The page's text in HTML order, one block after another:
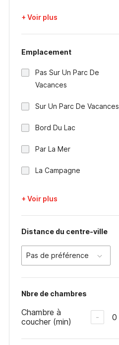
+ Voir plus
Emplacement
Pas Sur Un Parc De
Vacances
Sur Un Parc De Vacances
Bord Du Lac
Par La Mer
La Campagne
+ Voir plus
Distance du centre-ville
Pas de préférence
Nbre de chambres
Chambre à
coucher (min)
- 0